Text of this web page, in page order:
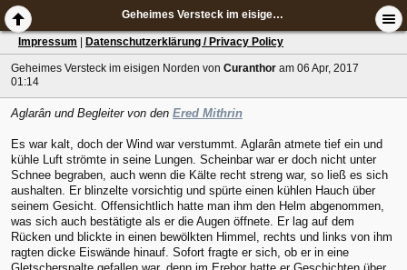
Geheimes Versteck im eisigen Norden
Impressum Datenschutzerklärung / Privacy Policy
Geheimes Versteck im eisigen Norden von Curanthor am 06 Apr, 2017
01:14
Aglarân und Begleiter von den Ered Mithrin
Es war kalt, doch der Wind war verstummt. Aglarân atmete tief ein und
kühle Luft strömte in seine Lungen. Scheinbar war er doch nicht unter
Schnee begraben, auch wenn die Kälte recht streng war, so ließ es sich
aushalten. Er blinzelte vorsichtig und spürte einen kühlen Hauch über
seinem Gesicht. Offensichtlich hatte man ihm den Helm abgenommen,
was sich auch bestätigte als er die Augen öffnete. Er lag auf dem
Rücken und blickte in einen bewölkten Himmel, rechts und links von ihm
ragten dicke Eiswände hinauf. Sofort fragte er sich, ob er in eine